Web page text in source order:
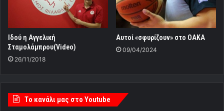
Ιδού η Αγγελική
Σταμολάμπρου(Video)
26/11/2018
Αυτοί «σφυρίζουν» στο ΟΑΚΑ
09/04/2024
Tο κανάλι μας στο Youtube